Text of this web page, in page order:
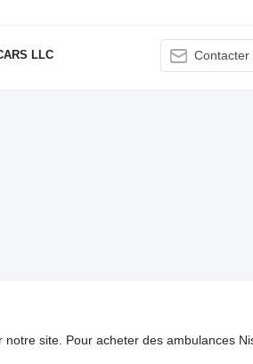
LLC Contacter
site. Pour acheter des ambulances